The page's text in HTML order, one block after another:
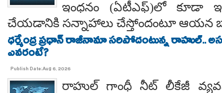
ఇంధనం (ఏటీఎఫ్)లో కూడా
చేయడానికి సన్నాహాలు చేస్తోందంటూ ఆయన
ధర్మేంద్ర ప్రధాన్ రాజీనామా సరిపోదంటున్న రాహుల్..
ఎవరంటే?
Publish Date:Aug 6, 2026
రాహుల్ గాంధీ నీట్ లీకేజీ